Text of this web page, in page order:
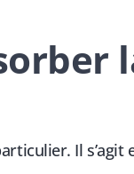
Il s’agit